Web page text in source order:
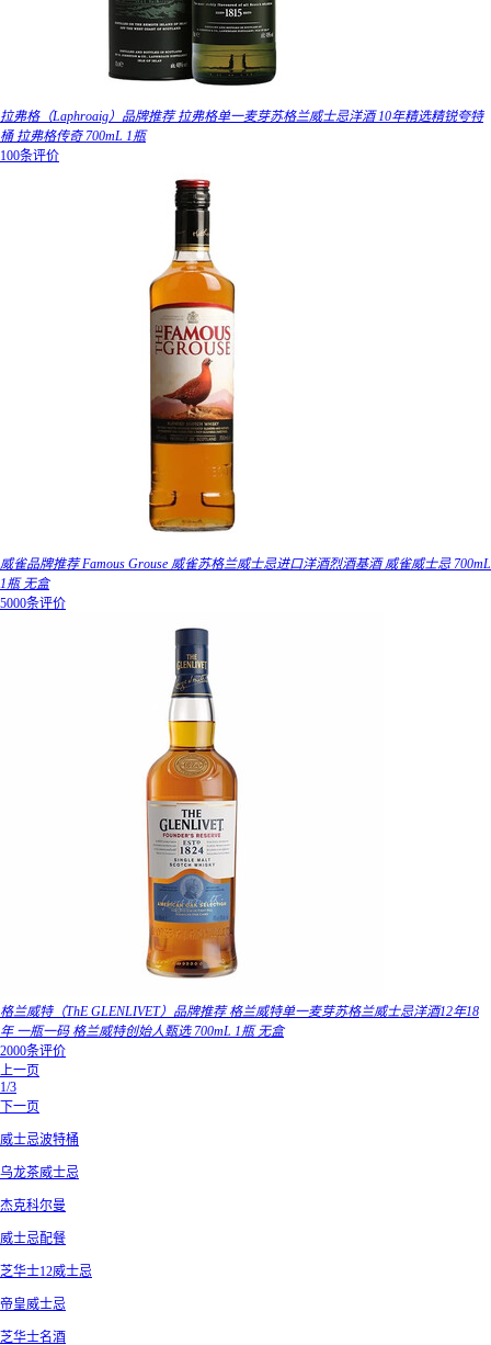
拉弗格（Laphroaig）品牌推荐 拉弗格单一麦芽苏格兰威士忌洋酒 10年精选精锐夸特
桶 拉弗格传奇 700mL 1瓶
100条评价
威雀品牌推荐 Famous Grouse 威雀苏格兰威士忌进口洋酒烈酒基酒 威雀威士忌 700mL
1瓶 无盒
5000条评价
格兰威特（ThE GLENLIVET）品牌推荐 格兰威特单一麦芽苏格兰威士忌洋酒12年18
年 一瓶一码 格兰威特创始人甄选 700mL 1瓶 无盒
2000条评价
上一页
1/3
下一页
威士忌波特桶
乌龙茶威士忌
杰克科尔曼
威士忌配餐
芝华士12威士忌
帝皇威士忌
芝华士名酒